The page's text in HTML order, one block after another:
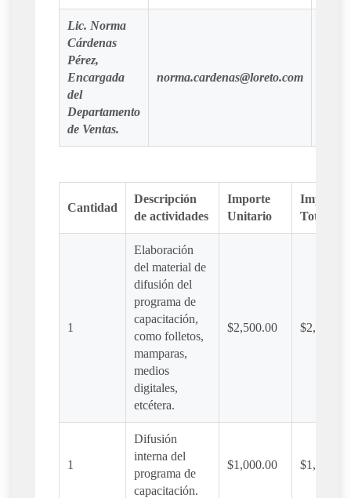
Lic. Norma
Cárdenas
Pérez,
Encargada
del
Departamento
de Ventas.
norma.cardenas@loreto.com
Cantidad
Descripción
de actividades
Importe
Unitario
Importe
Total
1
Elaboración
del material de
difusión del
programa de
capacitación,
como folletos,
mamparas,
medios
digitales,
etcétera.
$2,500.00 $2,500.00
1
Difusión
interna del
programa de
capacitación.
$1,000.00 $1,000.00